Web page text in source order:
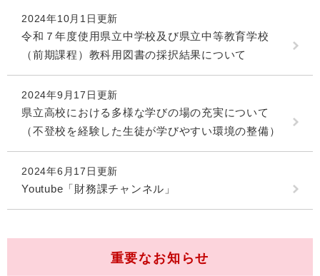
2024年10月1日更新
令和７年度使用県立中学校及び県立中等教育学校
（前期課程）教科用図書の採択結果について
2024年9月17日更新
県立高校における多様な学びの場の充実について
（不登校を経験した生徒が学びやすい環境の整備）
2024年6月17日更新
Youtube「財務課チャンネル」
重要なお知らせ